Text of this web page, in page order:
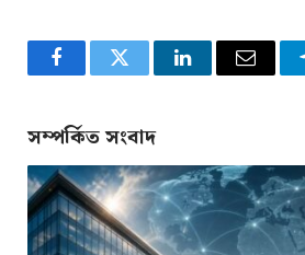
FacebookTwitter LinkedInEmail
সম্পর্কিত সংবাদ